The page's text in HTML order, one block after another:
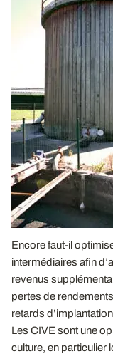
Encore faut-il
intermédiaires afin
revenus
pertes de
retards
Les CIVE sont une
culture, en particulier